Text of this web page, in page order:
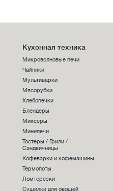
Кухонная техника
Микроволновые печи
Чайники
Мультиварки
Мясорубки
Хлебопечки
Блендеры
Миксеры
Минипечи
Тостеры / Грили /
Сэндвичницы
Кофеварки и кофемашины
Термопоты
Ломтерезки
Сушилки для овощей